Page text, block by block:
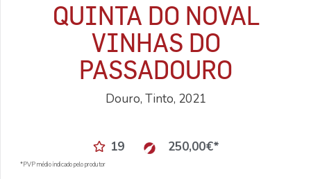
QUINTA DO NOVAL
VINHAS DO
PASSADOURO
Douro, Tinto, 2021
19 250,00€*
*PVP médio indicado pelo produtor